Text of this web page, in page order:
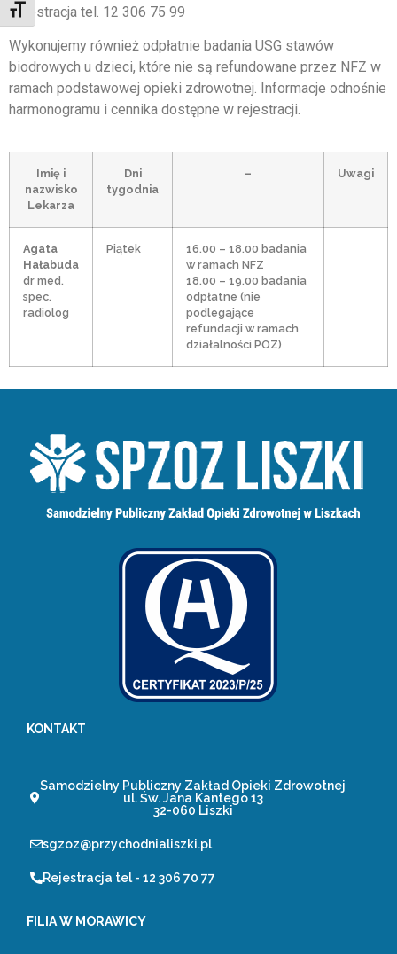
Toggle Font size
Rejestracja tel. 12 306 75 99
Wykonujemy również odpłatnie badania USG stawów
biodrowych u dzieci, które nie są refundowane przez NFZ w
ramach podstawowej opieki zdrowotnej. Informacje odnośnie
harmonogramu i cennika dostępne w rejestracji.
Imię i
nazwisko
Lekarza
Dni
tygodnia
– Uwagi
Agata
Hałabuda
dr med.
spec.
radiolog
Piątek
16.00 – 18.00 badania
w ramach NFZ
18.00 – 19.00 badania
odpłatne (nie
podlegające
refundacji w ramach
działalności POZ)
KONTAKT
Samodzielny Publiczny Zakład Opieki Zdrowotnej
ul. Św. Jana Kantego 13
32-060 Liszki
sgzoz@przychodnialiszki.pl
Rejestracja tel - 12 306 70 77
FILIA W MORAWICY